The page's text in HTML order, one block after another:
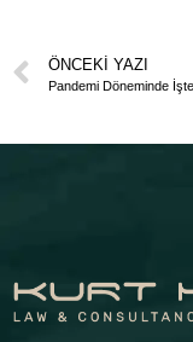
ÖNCEKI YAZI